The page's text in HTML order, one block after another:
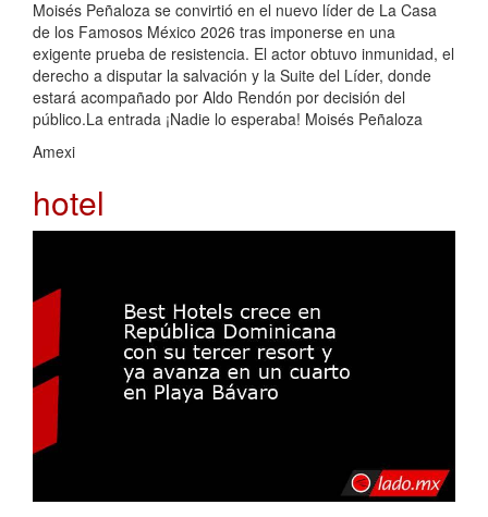
Moisés Peñaloza se convirtió en el nuevo líder de La Casa
de los Famosos México 2026 tras imponerse en una
exigente prueba de resistencia. El actor obtuvo inmunidad, el
derecho a disputar la salvación y la Suite del Líder, donde
estará acompañado por Aldo Rendón por decisión del
público.La entrada ¡Nadie lo esperaba! Moisés Peñaloza
Amexi
hotel